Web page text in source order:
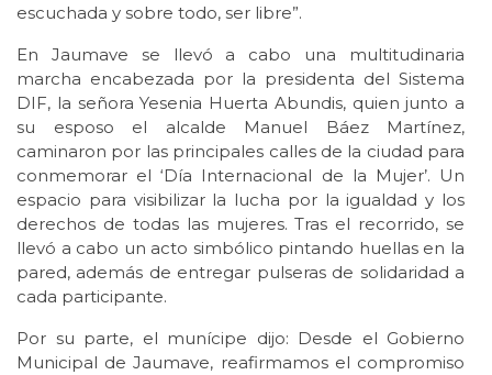
escuchada y sobre todo, ser libre”.
En Jaumave se llevó a cabo una multitudinaria
marcha encabezada por la presidenta del Sistema
DIF, la señora Yesenia Huerta Abundis, quien junto a
su esposo el alcalde Manuel Báez Martínez,
caminaron por las principales calles de la ciudad para
conmemorar el ‘Día Internacional de la Mujer’. Un
espacio para visibilizar la lucha por la igualdad y los
derechos de todas las mujeres. Tras el recorrido, se
llevó a cabo un acto simbólico pintando huellas en la
pared, además de entregar pulseras de solidaridad a
cada participante.
Por su parte, el munícipe dijo: Desde el Gobierno
Municipal de Jaumave, reafirmamos el compromiso